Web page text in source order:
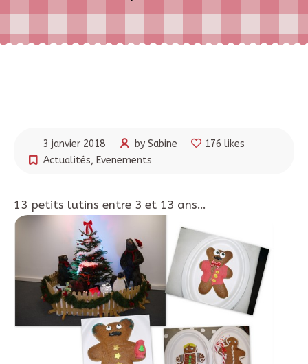
3 janvier 2018 by Sabine
176 likes
Actualités, Evenements
13 petits lutins entre 3 et 13 ans…